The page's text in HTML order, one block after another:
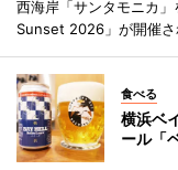
西海岸「サンタモニカ
Sunset 2026」が開催さ
食べる
横浜ベ
ール「